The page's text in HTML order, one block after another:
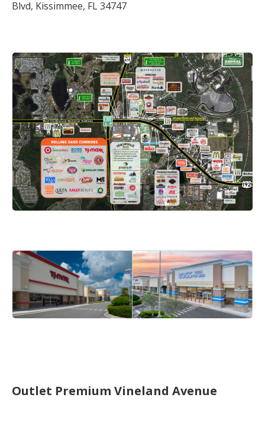
Blvd, Kissimmee, FL 34747
Outlet Premium Vineland Avenue